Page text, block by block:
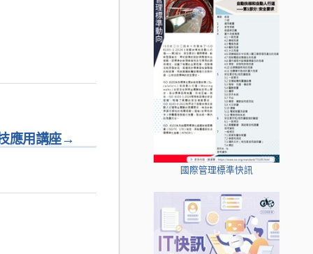
→
應用講座
國際管理標準快訊